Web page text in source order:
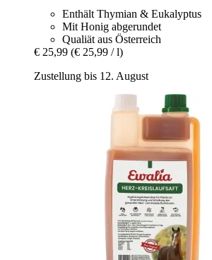
Enthält Thymian & Eukalyptus
Mit Honig abgerundet
Qualiät aus Österreich
€ 25,99 (€ 25,99 / l)
Zustellung bis 12. August